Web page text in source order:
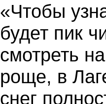
«Чтобы
будет пик
смотреть
роще, в
снег